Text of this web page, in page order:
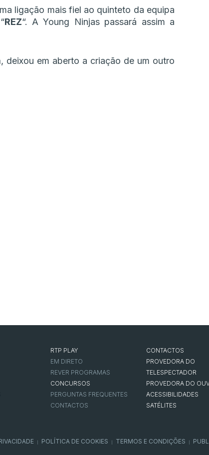
ligação mais fiel ao quinteto da equipa
REZ“. A Young Ninjas passará assim a
deixou em aberto a criação de um outro
RTP PLAY
EM DIRETO
REVER PROGRAMAS
CONCURSOS
PERGUNTAS FREQUENTES
CONTACTOS
CONTACTOS
PROVEDORA DO
TELESPECTADOR
PROVEDORA DO
ACESSIBILIDADES
SATÉLITES
POLÍTICA DE COOKIES TERMOS E CONDIÇÕES